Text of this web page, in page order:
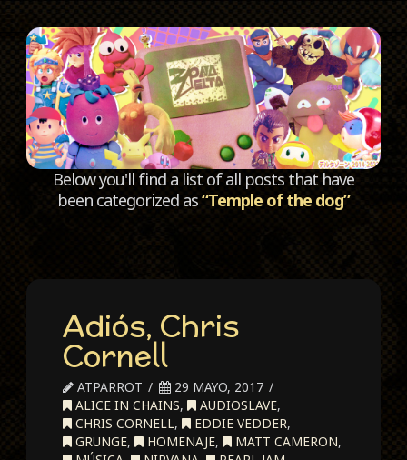
Below you'll find a list of all posts that have
been categorized as“Temple of the dog”
Adiós, Chris
Cornell
ATPARROT
29 MAYO, 2017
ALICE IN CHAINS, AUDIOSLAVE,
CHRIS CORNELL, EDDIE VEDDER,
GRUNGE, HOMENAJE, MATT CAMERON,